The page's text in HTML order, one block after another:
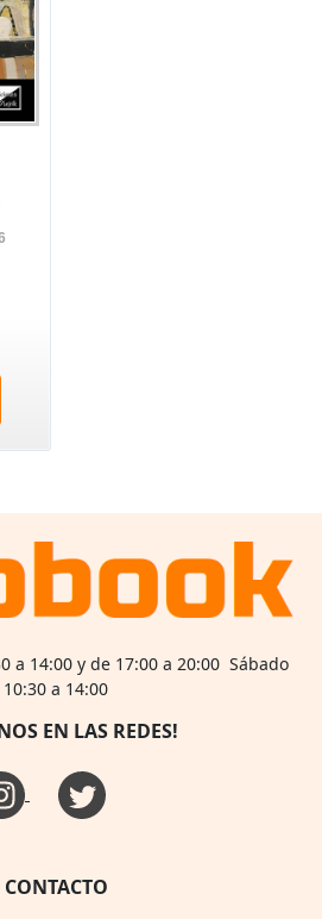
a 14:00 y de 17:00 a 20:00 Sábado
10:30 a 14:00
EN LAS REDES!
CONTACTO